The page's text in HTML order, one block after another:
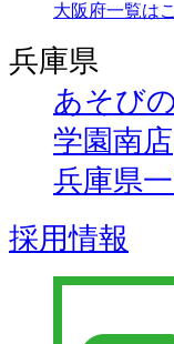
大阪府一覧は
兵庫県
あそび
学園南店
兵庫県
採用情報